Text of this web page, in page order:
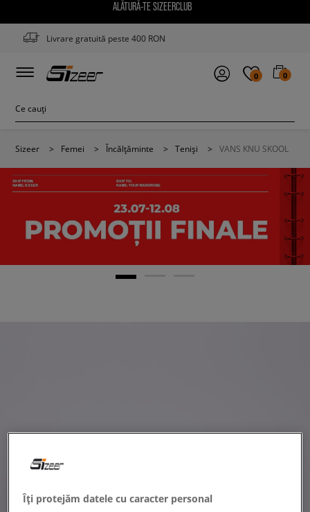
ALĂTURĂ-TE SIZEERCLUB
Livrare gratuită peste 400 RON
0 0
Sizeer > Femei > Încălțăminte > Teniși > VANS KNU SKOOL
Îți protejăm datele cu caracter personal